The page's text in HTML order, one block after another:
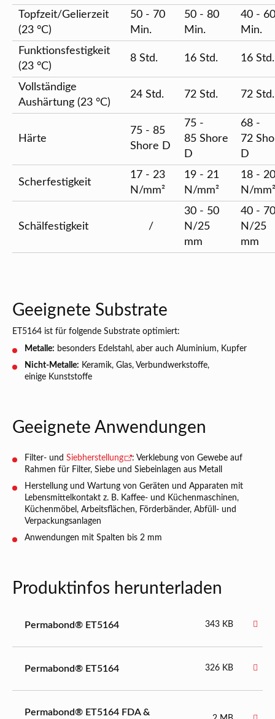
Topfzeit/Gelierzeit
(23 °C)
50 - 70
Min.
50 - 80
Min.
40 - 60
Min.
Funktionsfestigkeit
(23 °C)
8 Std. 16 Std. 16 Std.
Vollständige
Aushärtung (23 °C)
24 Std. 72 Std. 72 Std.
Härte
75 - 85
Shore D
75 -
85 Shore
D
68 -
72
D
Scherfestigkeit
17 - 23
N/mm²
19 - 21
N/mm²
18 - 20
N/mm²
Schälfestigkeit /
30 - 50
N/25
mm
40 - 70
N/25
mm
Geeignete Substrate
ET5164 ist für folgende Substrate optimiert:
Metalle: besonders Edelstahl, aber auch Aluminium, Kupfer
Nicht-Metalle: Keramik, Glas, Verbundwerkstoffe,
einige Kunststoffe
Geeignete Anwendungen
Filter- und Siebherstellung
: Verklebung von Gewebe auf
Rahmen für Filter, Siebe und Siebeinlagen aus Metall
Herstellung und Wartung von Geräten und Apparaten mit
Lebensmittelkontakt z. B. Kaffee- und Küchenmaschinen,
Küchenmöbel, Arbeitsflächen, Förderbänder, Abfüll- und
Verpackungsanlagen
Anwendungen mit Spalten bis 2 mm
Produktinfos herunterladen
Permabond® ET5164 343 KB
Permabond® ET5164 326 KB
Permabond® ET5164 FDA &